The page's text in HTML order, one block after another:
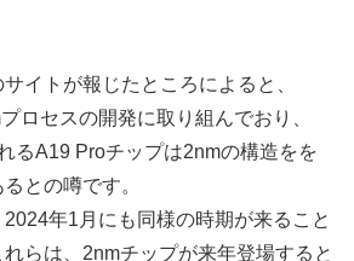
イトが報じたところによると、
ロセスの開発に取り組んでおり、
るA19 Proチップは2nmの構造をを
との噂です。
年1月にも同様の時期が来ること
らは、2nmチップが来年登場すると